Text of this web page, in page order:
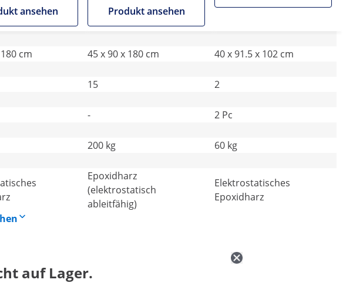
ansehen Produkt ansehen
cm 45 x 90 x 180 cm
40 x 91.5 x 102 cm
15
2
-
2 Pc
200 kg
60 kg
Epoxidharz
(elektrostatisch
ableitfähig)
Elektrostatisches
Epoxidharz
auf Lager.